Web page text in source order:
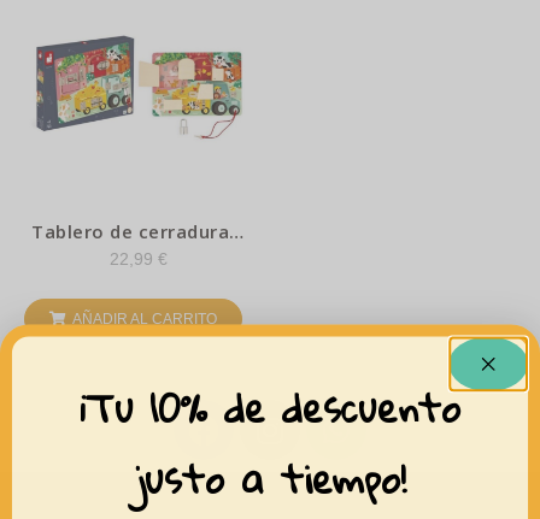
Tablero de cerraduras,
granja – Janod
22,99 €
AÑADIR AL CARRITO
¡Tu 10% de descuento
justo a tiempo!